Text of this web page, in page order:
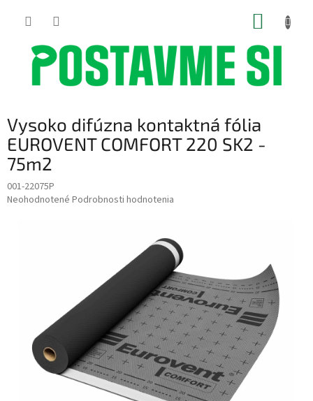
Vysoko difúzna kontaktná fólia
EUROVENT COMFORT 220 SK2 -
75m2
001-22075P
Priemerné
Neohodnotené Podrobnosti hodnotenia